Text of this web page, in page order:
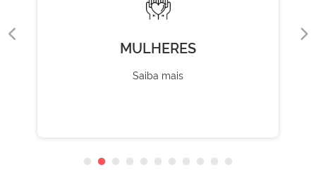
MULHERES
Saiba mais